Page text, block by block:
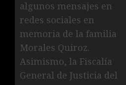
algunos mensajes en
redes sociales en
memoria de la familia
Morales Quiroz.
Asimismo, la Fiscalía
General de Justicia del